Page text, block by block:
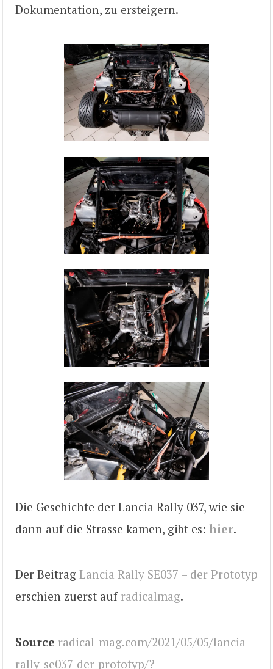
Dokumentation, zu ersteigern.
Die Geschichte der Lancia Rally 037, wie sie
dann auf die Strasse kamen, gibt es: hier.
Der Beitrag Lancia Rally SE037 – der Prototyp
erschien zuerst auf radicalmag.
Source radical-mag.com/2021/05/05/lancia-
rally-se037-der-prototyp/?